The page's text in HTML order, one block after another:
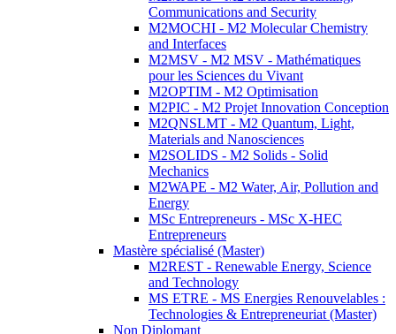
Communications and Security
M2MOCHI - M2 Molecular Chemistry
and Interfaces
M2MSV - M2 MSV - Mathématiques
pour les Sciences du Vivant
M2OPTIM - M2 Optimisation
M2PIC - M2 Projet Innovation Conception
M2QNSLMT - M2 Quantum, Light,
Materials and Nanosciences
M2SOLIDS - M2 Solids - Solid
Mechanics
M2WAPE - M2 Water, Air, Pollution and
Energy
MSc Entrepreneurs - MSc X-HEC
Entrepreneurs
Mastère spécialisé (Master)
M2REST - Renewable Energy, Science
and Technology
MS ETRE - MS Energies Renouvelables :
Technologies & Entrepreneuriat (Master)
Non Diplomant